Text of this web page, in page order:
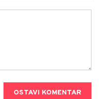
OSTAVI KOMENTAR